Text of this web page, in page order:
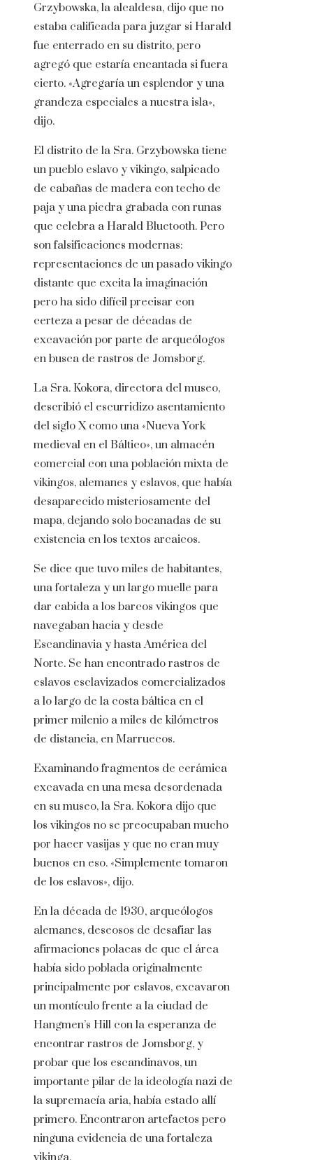
Grzybowska, la alcaldesa, dijo que no
estaba calificada para juzgar si Harald
fue enterrado en su distrito, pero
agregó que estaría encantada si fuera
cierto. «Agregaría un esplendor y una
grandeza especiales a nuestra isla»,
dijo.
El distrito de la Sra. Grzybowska tiene
un pueblo eslavo y vikingo, salpicado
de cabañas de madera con techo de
paja y una piedra grabada con runas
que celebra a Harald Bluetooth. Pero
son falsificaciones modernas:
representaciones de un pasado vikingo
distante que excita la imaginación
pero ha sido difícil precisar con
certeza a pesar de décadas de
excavación por parte de arqueólogos
en busca de rastros de Jomsborg.
La Sra. Kokora, directora del museo,
describió el escurridizo asentamiento
del siglo X como una «Nueva York
medieval en el Báltico», un almacén
comercial con una población mixta de
vikingos, alemanes y eslavos, que había
desaparecido misteriosamente del
mapa, dejando solo bocanadas de su
existencia en los textos arcaicos.
Se dice que tuvo miles de habitantes,
una fortaleza y un largo muelle para
dar cabida a los barcos vikingos que
navegaban hacia y desde
Escandinavia y hasta América del
Norte. Se han encontrado rastros de
eslavos esclavizados comercializados
a lo largo de la costa báltica en el
primer milenio a miles de kilómetros
de distancia, en Marruecos.
Examinando fragmentos de cerámica
excavada en una mesa desordenada
en su museo, la Sra. Kokora dijo que
los vikingos no se preocupaban mucho
por hacer vasijas y que no eran muy
buenos en eso. «Simplemente tomaron
de los eslavos», dijo.
En la década de 1930, arqueólogos
alemanes, deseosos de desafiar las
afirmaciones polacas de que el área
había sido poblada originalmente
principalmente por eslavos, excavaron
un montículo frente a la ciudad de
Hangmen’s Hill con la esperanza de
encontrar rastros de Jomsborg, y
probar que los escandinavos, un
importante pilar de la ideología nazi de
la supremacía aria, había estado allí
primero. Encontraron artefactos pero
ninguna evidencia de una fortaleza